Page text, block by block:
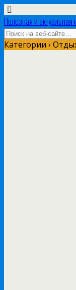
Полезная и
Категории ›